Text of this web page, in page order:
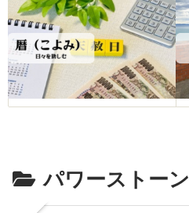
パワーストーン